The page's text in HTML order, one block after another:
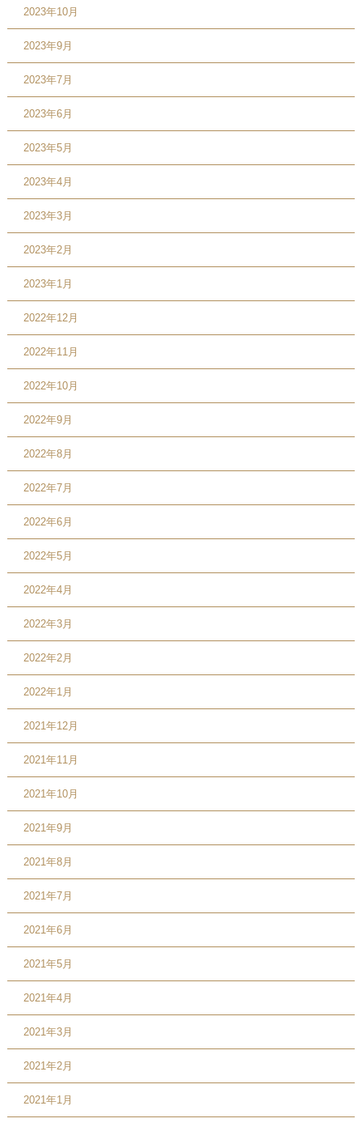
2023年10月
2023年9月
2023年7月
2023年6月
2023年5月
2023年4月
2023年3月
2023年2月
2023年1月
2022年12月
2022年11月
2022年10月
2022年9月
2022年8月
2022年7月
2022年6月
2022年5月
2022年4月
2022年3月
2022年2月
2022年1月
2021年12月
2021年11月
2021年10月
2021年9月
2021年8月
2021年7月
2021年6月
2021年5月
2021年4月
2021年3月
2021年2月
2021年1月